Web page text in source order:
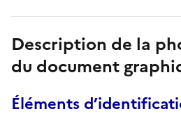
Description de la
du document
Éléments